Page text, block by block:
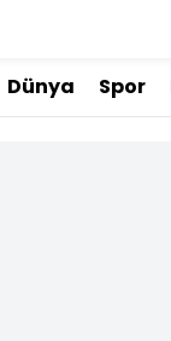
Dünya Spor